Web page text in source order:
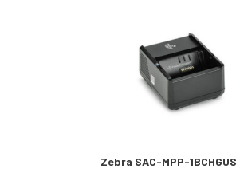
Zebra SAC-MPP-